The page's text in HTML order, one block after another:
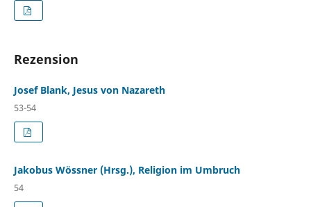
Rezension
Josef Blank, Jesus von Nazareth
53-54
Jakobus Wössner (Hrsg.), Religion im Umbruch
54